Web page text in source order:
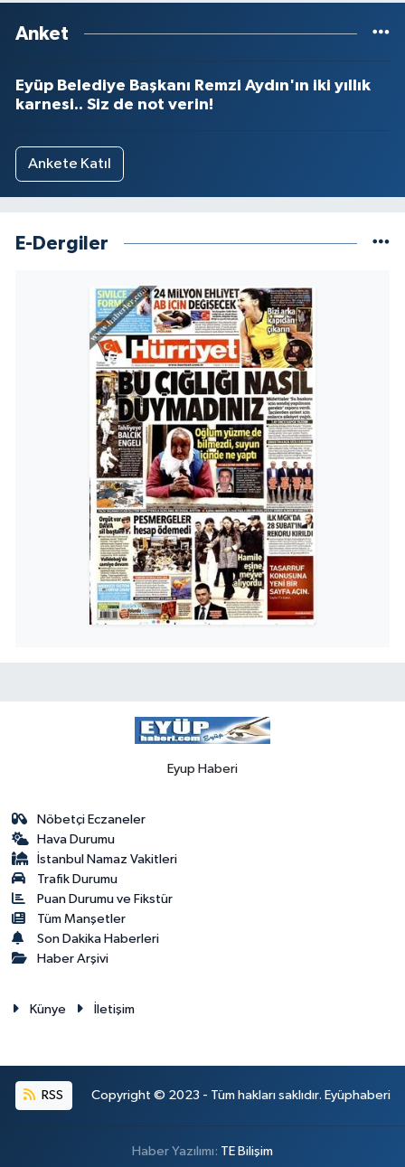
Anket
Eyüp Belediye Başkanı Remzi Aydın'ın iki yıllık
karnesi.. Siz de not verin!
Ankete Katıl
E-Dergiler
Eyup Haberi
Nöbetçi Eczaneler
Hava Durumu
İstanbul Namaz Vakitleri
Trafik Durumu
Puan Durumu ve Fikstür
Tüm Manşetler
Son Dakika Haberleri
Haber Arşivi
Künye İletişim
RSS Copyright © 2023 - Tüm hakları saklıdır. Eyüphaberi
Haber Yazılımı: TE Bilişim